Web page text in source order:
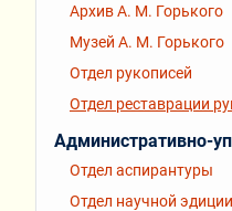
Архив А. М. Горького
Музей А. М. Горького
Отдел рукописей
Отдел реставрации
Административно-
Отдел аспирантуры
Отдел научной эдиции